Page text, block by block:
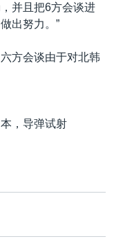
并且把6方会谈进
出努力。”
方会谈由于对北韩
，导弹试射